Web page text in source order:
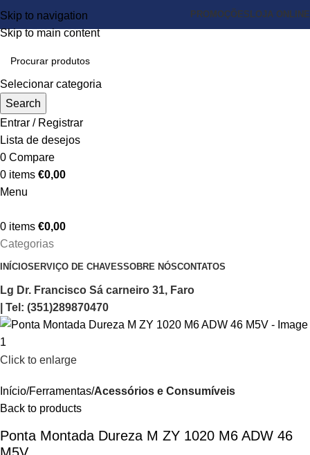
Skip to navigation
Skip to main content
PROMOÇÕES LOJA ONLINE
Selecionar categoria
Search
Entrar / Registrar
Lista de desejos
0 Compare
0 items €0,00
Menu
0 items €0,00
Categorias
INÍCIOSERVIÇO DE CHAVESSOBRE NÓSCONTATOS
Lg Dr. Francisco Sá carneiro 31, Faro
| Tel: (351)289870470
Click to enlarge
Início Ferramentas Acessórios e Consumíveis
Back to products
Ponta Montada Dureza M ZY 1020 M6 ADW 46